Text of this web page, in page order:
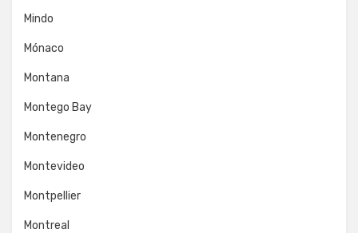
Mindo
Mónaco
Montana
Montego Bay
Montenegro
Montevideo
Montpellier
Montreal